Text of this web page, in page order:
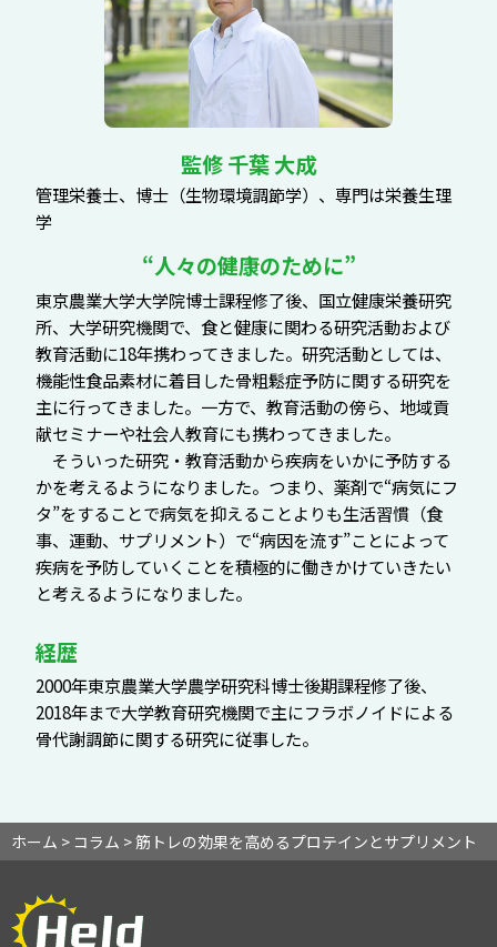
監修 千葉 大成
管理栄養士、博士（生物環境調節学）、専門は栄養生理
学
“人々の健康のために”
東京農業大学大学院博士課程修了後、国立健康栄養研究
所、大学研究機関で、食と健康に関わる研究活動および
教育活動に18年携わってきました。研究活動としては、
機能性食品素材に着目した骨粗鬆症予防に関する研究を
主に行ってきました。一方で、教育活動の傍ら、地域貢
献セミナーや社会人教育にも携わってきました。
そういった研究・教育活動から疾病をいかに予防する
かを考えるようになりました。つまり、薬剤で“病気にフ
タ”をすることで病気を抑えることよりも生活習慣（食
事、運動、サプリメント）で“病因を流す”ことによって
疾病を予防していくことを積極的に働きかけていきたい
と考えるようになりました。
経歴
2000年東京農業大学農学研究科博士後期課程修了後、
2018年まで大学教育研究機関で主にフラボノイドによる
骨代謝調節に関する研究に従事した。
ホーム > コラム >筋トレの効果を高めるプロテインとサプリメント